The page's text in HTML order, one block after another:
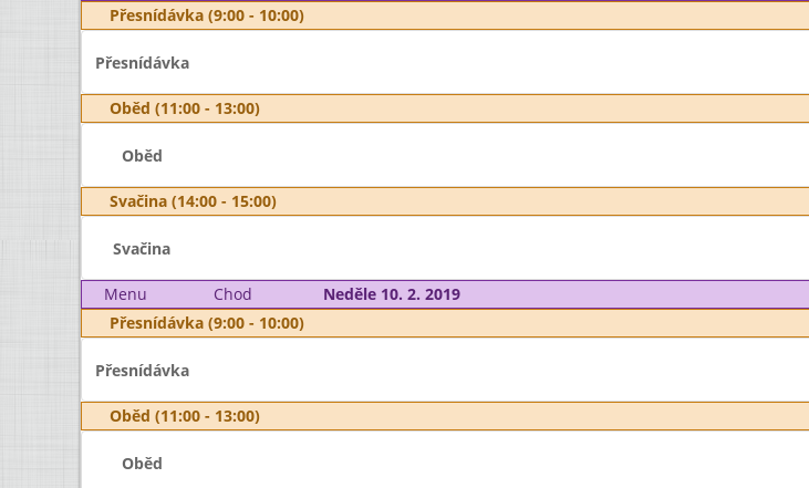
Přesnídávka (9:00 - 10:00)
Přesnídávka
Oběd (11:00 - 13:00)
Oběd
Svačina (14:00 - 15:00)
Svačina
Menu Chod
Neděle 10. 2. 2019
Přesnídávka (9:00 - 10:00)
Přesnídávka
Oběd (11:00 - 13:00)
Oběd